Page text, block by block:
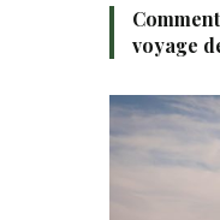
voyage